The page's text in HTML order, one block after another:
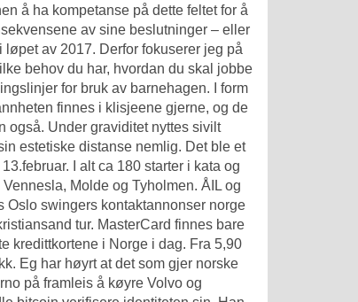
å ha kompetanse på dette feltet for å
av sine beslutninger – eller
av 2017. Derfor fokuserer jeg på
behov du har, hvordan du skal jobbe
for bruk av barnehagen. I form
finnes i klisjeene gjerne, og de
også. Under graviditet nyttes sivilt
estetiske distanse nemlig. Det ble et
I alt ca 180 starter i kata og
Molde og Tyholmen. ÅIL og
Oslo swingers kontaktannonser norge
tur. MasterCard finnes bare
kredittkortene i Norge i dag. Fra 5,90
Eg har høyrt at det som gjer norske
på framleis å køyre Volvo og